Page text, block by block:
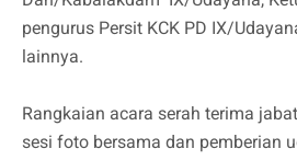
pengurus Persit KCK PD IX/
lainnya.
Rangkaian acara serah terima
sesi foto bersama dan pemberian